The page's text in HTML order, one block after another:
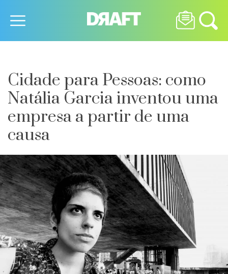
Cidade para Pessoas: como
Natália Garcia inventou uma
empresa a partir de uma
causa